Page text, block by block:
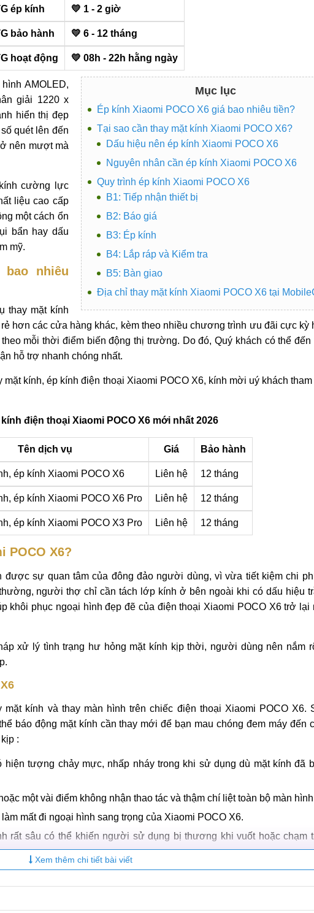
ép kính 💛 1 - 2 giờ
bảo hành 💛 6 - 12 tháng
hoạt động 💛 08h - 22h hằng ngày
Mục lục
Ép kính Xiaomi POCO X6 giá bao nhiêu tiền?
Tại sao cần thay mặt kính Xiaomi POCO X6?
Dấu hiệu nên ép kính Xiaomi POCO X6
Nguyên nhân cần ép kính Xiaomi POCO X6
Quy trình ép kính Xiaomi POCO X6
B1: Tiếp nhận thiết bị
B2: Báo giá
B3: Ép kính
B4: Lắp ráp và Kiểm tra
B5: Bàn giao
Địa chỉ thay mặt kính Xiaomi POCO X6 tại
AMOLED,
giải 1220 x
hiển thị đẹp
quét lên đến
nên mượt mà
cường lực
liệu cao cấp
một cách ổn
bẩn hay dấu
mỹ.
bao nhiêu
thay mặt kính
hơn các cửa hàng khác, kèm theo nhiều chương trình ưu đãi cực kỳ
mỗi thời điểm biến động thị trường. Do đó, Quý khách có thể đến
hỗ trợ nhanh chóng nhất.
kính, ép kính điện thoại Xiaomi POCO X6, kính mời uý khách
điện thoại Xiaomi POCO X6 mới nhất 2026
Tên dịch vụ Giá Bảo hành
ép kính Xiaomi POCO X6 Liên hệ 12 tháng
ép kính Xiaomi POCO X6 Pro Liên hệ 12 tháng
ép kính Xiaomi POCO X3 Pro Liên hệ 12 tháng
POCO X6?
được sự quan tâm của đông đảo người dùng, vì vừa tiết kiệm chi
người thợ chỉ cần tách lớp kính ở bên ngoài khi có dấu hiệu
khôi phục ngoại hình đẹp đẽ của điện thoại Xiaomi POCO X6 trở lại
xử lý tình trạng hư hỏng mặt kính kịp thời, người dùng nên nắm
kính và thay màn hình trên chiếc điện thoại Xiaomi POCO X6.
báo động mặt kính cần thay mới để bạn mau chóng đem máy đến
:
hiện tượng chảy mực, nhấp nháy trong khi sử dụng dù mặt kính đã
một vài điểm không nhận thao tác và thậm chí liệt toàn bộ màn
mất đi ngoại hình sang trọng của Xiaomi POCO X6.
rất sâu có thể khiến người sử dụng bị thương khi vuốt hoặc chạm
Xem thêm chi tiết bài viết